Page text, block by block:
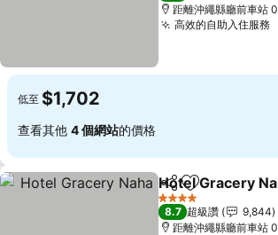
距離沖繩縣廳前車站
高效的自助入住服務
低至 $1,702
查看其他 4 個網站的價格
分享 加入我的最愛
Hotel Gracery
4 星級
8.7 超級讚
9,844
距離沖繩縣廳前車站